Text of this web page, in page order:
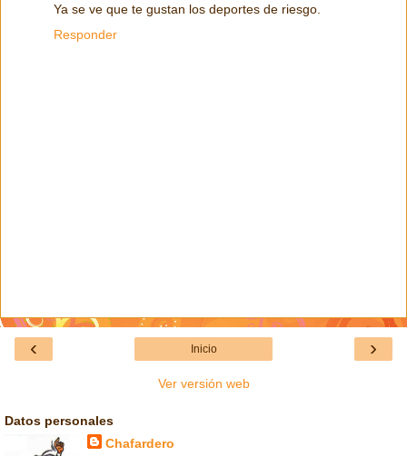
Ya se ve que te gustan los deportes de riesgo.
Responder
‹ ›
Inicio
Ver versión web
Datos personales
Chafardero